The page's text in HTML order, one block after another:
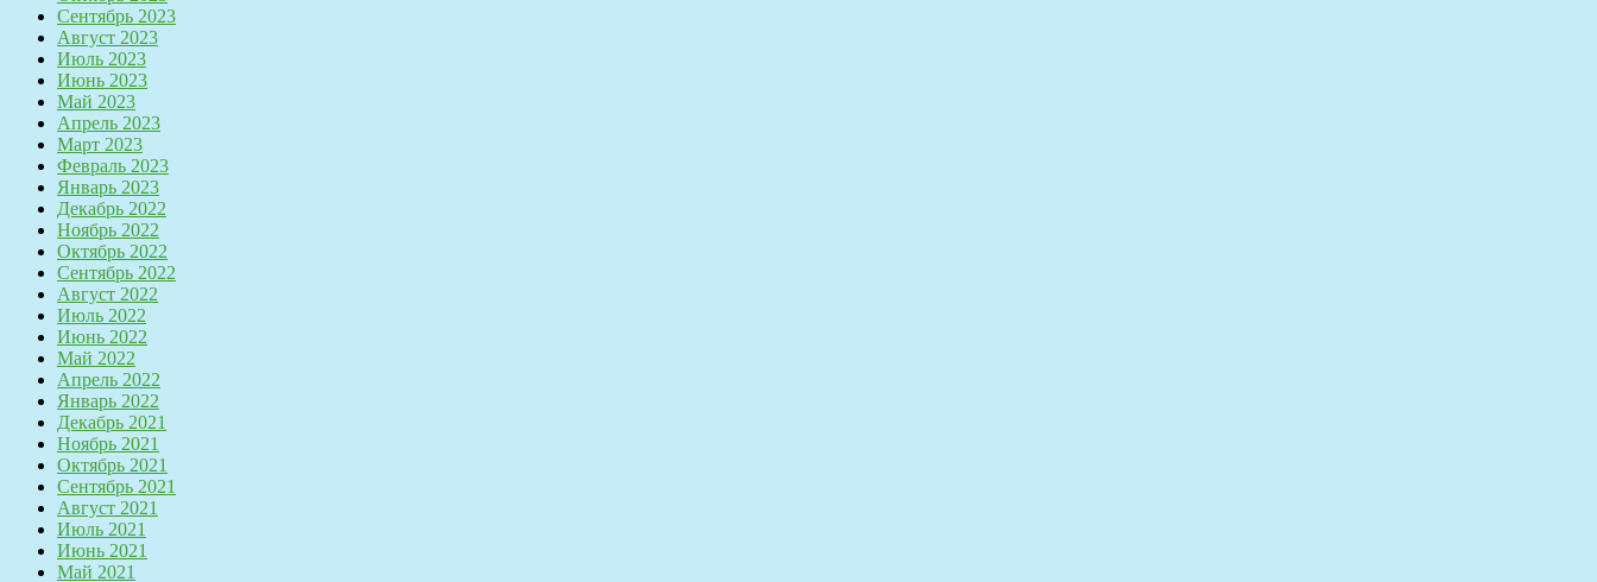
Сентябрь 2023
Август 2023
Июль 2023
Июнь 2023
Май 2023
Апрель 2023
Март 2023
Февраль 2023
Январь 2023
Декабрь 2022
Ноябрь 2022
Октябрь 2022
Сентябрь 2022
Август 2022
Июль 2022
Июнь 2022
Май 2022
Апрель 2022
Январь 2022
Декабрь 2021
Ноябрь 2021
Октябрь 2021
Сентябрь 2021
Август 2021
Июль 2021
Июнь 2021
Май 2021